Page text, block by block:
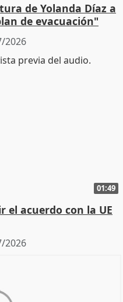
de Yolanda Díaz a
de evacuación"
2026
01:49
el acuerdo con la UE
2026